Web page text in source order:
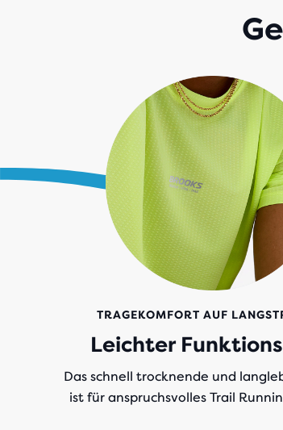
TRAGEKOMFORT AUF
Leichter
Das schnell trocknende und
ist für anspruchsvolles Trail